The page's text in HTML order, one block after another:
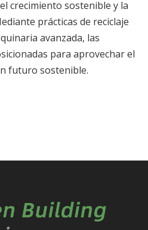
crecimiento sostenible y la
prácticas de reciclaje
avanzada, las
para aprovechar el
futuro sostenible.